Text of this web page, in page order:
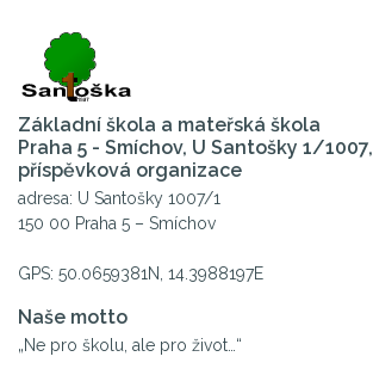
Základní škola a mateřská škola
Praha 5 - Smíchov, U Santošky 1/1007,
příspěvková organizace
adresa: U Santošky 1007/1
150 00 Praha 5 – Smíchov
GPS: 50.0659381N, 14.3988197E
Naše motto
„Ne pro školu, ale pro život…“